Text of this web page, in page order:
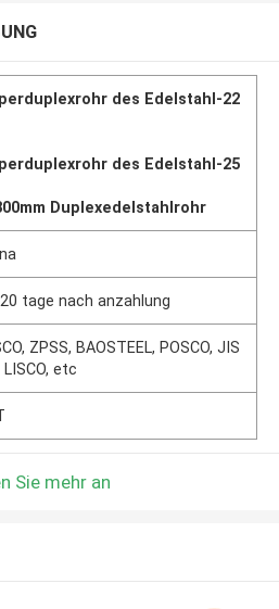
des Edelstahl-22
des Edelstahl-25
Duplexedelstahlrohr
tage nach anzahlung
ZPSS, BAOSTEEL, POSCO, JIS
LISCO, etc
Sie mehr an